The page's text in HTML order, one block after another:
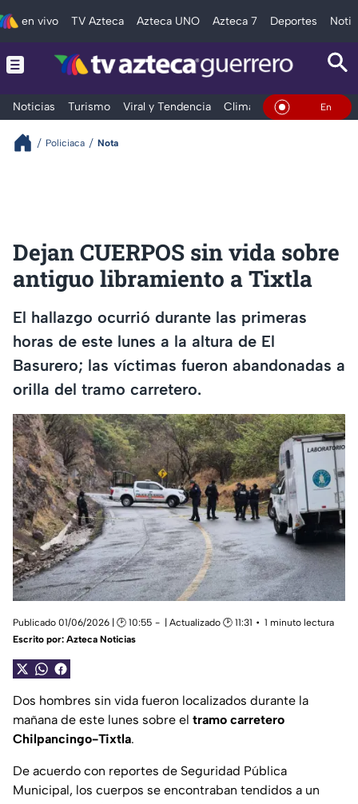
en vivo TV Azteca Azteca UNO Azteca 7 Deportes
Noticias Turismo Viral y Tendencia Clima Deportes En Vivo
Policiaca Nota
Dejan CUERPOS sin vida sobre
antiguo libramiento a Tixtla
El hallazgo ocurrió durante las primeras
horas de este lunes a la altura de El
Basurero; las víctimas fueron abandonadas a
orilla del tramo carretero.
Publicado 01/06/2026 | 🕑 10:55 | Actualizado 🕑 11:31
1 minuto lectura
Escrito por: Azteca Noticias
Dos hombres sin vida fueron localizados durante la
mañana de este lunes sobre el tramo carretero
Chilpancingo-Tixtla.
De acuerdo con reportes de Seguridad Pública
Municipal, los cuerpos se encontraban tendidos a un